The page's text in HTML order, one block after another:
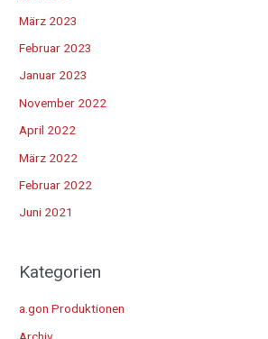
März 2023
Februar 2023
Januar 2023
November 2022
April 2022
März 2022
Februar 2022
Juni 2021
Kategorien
a.gon Produktionen
Archiv